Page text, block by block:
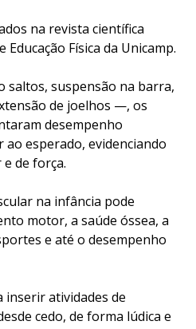
na revista científica
Educação Física da Unicamp.
saltos, suspensão na barra,
de joelhos —, os
desempenho
esperado, evidenciando
de força.
na infância pode
motor, a saúde óssea, a
e até o desempenho
inserir atividades de
cedo, de forma lúdica e